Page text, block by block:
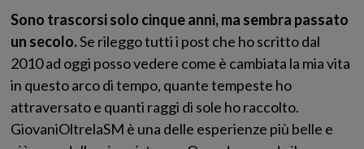
Sono trascorsi solo cinque anni, ma sembra passato
un secolo.Se rileggo tutti i post che ho scritto dal
2010 ad oggi posso vedere come è cambiata la mia vita
in questo arco di tempo, quante tempeste ho
attraversato e quanti raggi di sole ho raccolto.
GiovaniOltrelaSM è una delle esperienze più belle e